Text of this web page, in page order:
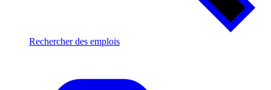
Rechercher des emplois